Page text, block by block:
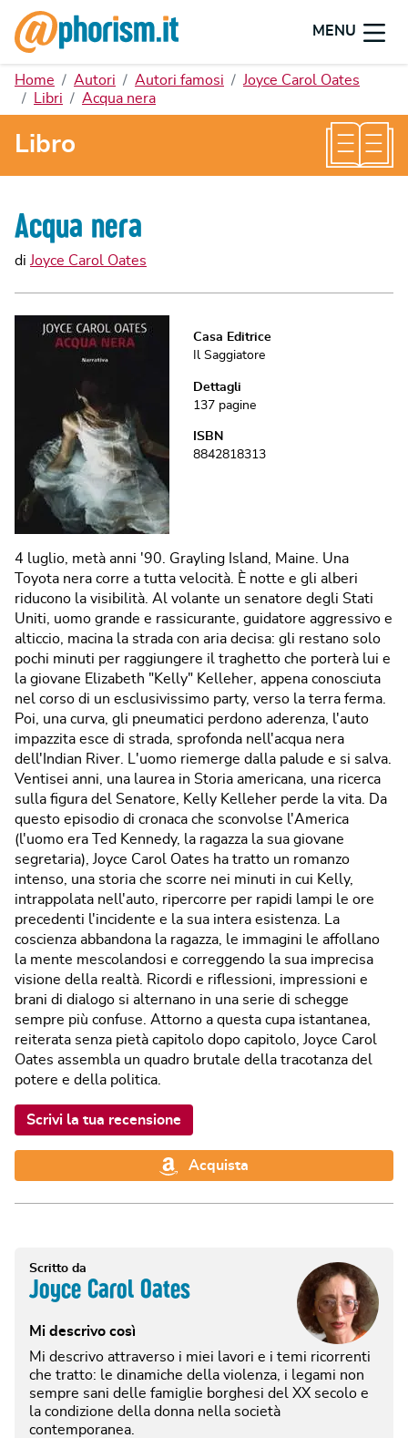
MENU
Home Autori Autori famosi
Joyce Carol Oates
Libri
Acqua nera
Libro
Acqua nera
di Joyce Carol Oates
4 luglio, metà anni '90. Grayling Island, Maine. Una
Toyota nera corre a tutta velocità. È notte e gli alberi
riducono la visibilità. Al volante un senatore degli Stati
Uniti, uomo grande e rassicurante, guidatore aggressivo e
alticcio, macina la strada con aria decisa: gli restano solo
pochi minuti per raggiungere il traghetto che porterà lui e
la giovane Elizabeth "Kelly" Kelleher, appena conosciuta
nel corso di un esclusivissimo party, verso la terra ferma.
Poi, una curva, gli pneumatici perdono aderenza, l'auto
impazzita esce di strada, sprofonda nell'acqua nera
dell'Indian River. L'uomo riemerge dalla palude e si salva.
Ventisei anni, una laurea in Storia americana, una ricerca
sulla figura del Senatore, Kelly Kelleher perde la vita. Da
questo episodio di cronaca che sconvolse l'America
(l'uomo era Ted Kennedy, la ragazza la sua giovane
segretaria), Joyce Carol Oates ha tratto un romanzo
intenso, una storia che scorre nei minuti in cui Kelly,
intrappolata nell'auto, ripercorre per rapidi lampi le ore
precedenti l'incidente e la sua intera esistenza. La
coscienza abbandona la ragazza, le immagini le affollano
la mente mescolandosi e correggendo la sua imprecisa
visione della realtà. Ricordi e riflessioni, impressioni e
brani di dialogo si alternano in una serie di schegge
sempre più confuse. Attorno a questa cupa istantanea,
reiterata senza pietà capitolo dopo capitolo, Joyce Carol
Oates assembla un quadro brutale della tracotanza del
potere e della politica.
Scrivi la tua recensione
Casa Editrice
Il Saggiatore
Dettagli
137 pagine
ISBN
8842818313
Acquista
Scritto da
Joyce Carol Oates
Mi descrivo così
Mi descrivo attraverso i miei lavori e i temi ricorrenti
che tratto: le dinamiche della violenza, i legami non
sempre sani delle famiglie borghesi del XX secolo e
la condizione della donna nella società
contemporanea.